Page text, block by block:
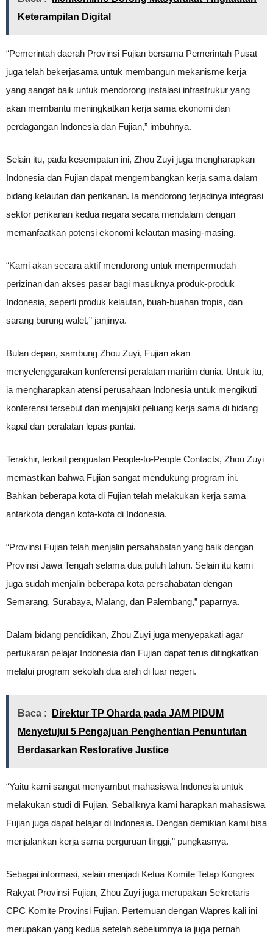
Keterampilan Digital
“Pemerintah daerah Provinsi Fujian bersama Pemerintah Pusat
juga telah bekerjasama untuk membangun mekanisme kerja
yang sangat baik untuk mendorong instalasi infrastrukur yang
akan membantu meningkatkan kerja sama ekonomi dan
perdagangan Indonesia dan Fujian,” imbuhnya.
Selain itu, pada kesempatan ini, Zhou Zuyi juga mengharapkan
Indonesia dan Fujian dapat mengembangkan kerja sama dalam
bidang kelautan dan perikanan. Ia mendorong terjadinya integrasi
sektor perikanan kedua negara secara mendalam dengan
memanfaatkan potensi ekonomi kelautan masing-masing.
“Kami akan secara aktif mendorong untuk mempermudah
perizinan dan akses pasar bagi masuknya produk-produk
Indonesia, seperti produk kelautan, buah-buahan tropis, dan
sarang burung walet,” janjinya.
Bulan depan, sambung Zhou Zuyi, Fujian akan
menyelenggarakan konferensi peralatan maritim dunia. Untuk itu,
ia mengharapkan atensi perusahaan Indonesia untuk mengikuti
konferensi tersebut dan menjajaki peluang kerja sama di bidang
kapal dan peralatan lepas pantai.
Terakhir, terkait penguatan People-to-People Contacts, Zhou Zuyi
memastikan bahwa Fujian sangat mendukung program ini.
Bahkan beberapa kota di Fujian telah melakukan kerja sama
antarkota dengan kota-kota di Indonesia.
“Provinsi Fujian telah menjalin persahabatan yang baik dengan
Provinsi Jawa Tengah selama dua puluh tahun. Selain itu kami
juga sudah menjalin beberapa kota persahabatan dengan
Semarang, Surabaya, Malang, dan Palembang,” paparnya.
Dalam bidang pendidikan, Zhou Zuyi juga menyepakati agar
pertukaran pelajar Indonesia dan Fujian dapat terus ditingkatkan
melalui program sekolah dua arah di luar negeri.
Baca :
Direktur TP Oharda pada JAM PIDUM
Menyetujui 5 Pengajuan Penghentian Penuntutan
Berdasarkan Restorative Justice
“Yaitu kami sangat menyambut mahasiswa Indonesia untuk
melakukan studi di Fujian. Sebaliknya kami harapkan mahasiswa
Fujian juga dapat belajar di Indonesia. Dengan demikian kami bisa
menjalankan kerja sama perguruan tinggi,” pungkasnya.
Sebagai informasi, selain menjadi Ketua Komite Tetap Kongres
Rakyat Provinsi Fujian, Zhou Zuyi juga merupakan Sekretaris
CPC Komite Provinsi Fujian. Pertemuan dengan Wapres kali ini
merupakan yang kedua setelah sebelumnya ia juga pernah